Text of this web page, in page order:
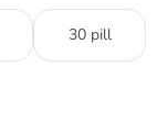
30 pill